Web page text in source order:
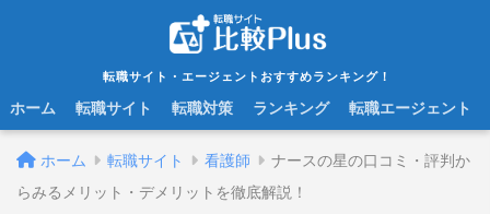
転職サイト・エージェントおすすめランキング！
ホーム 転職サイト 転職対策 ランキング 転職エージェント
ホーム 転職サイト 看護師
ナースの星の口コミ・評判か
らみるメリット・デメリットを徹底解説！